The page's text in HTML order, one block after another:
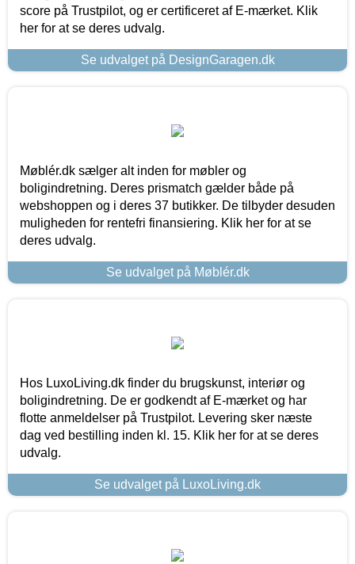
score på Trustpilot, og er certificeret af E-mærket. Klik
her for at se deres udvalg.
Se udvalget på DesignGaragen.dk
Møblér.dk sælger alt inden for møbler og
boligindretning. Deres prismatch gælder både på
webshoppen og i deres 37 butikker. De tilbyder desuden
muligheden for rentefri finansiering. Klik her for at se
deres udvalg.
Se udvalget på Møblér.dk
Hos LuxoLiving.dk finder du brugskunst, interiør og
boligindretning. De er godkendt af E-mærket og har
flotte anmeldelser på Trustpilot. Levering sker næste
dag ved bestilling inden kl. 15. Klik her for at se deres
udvalg.
Se udvalget på LuxoLiving.dk